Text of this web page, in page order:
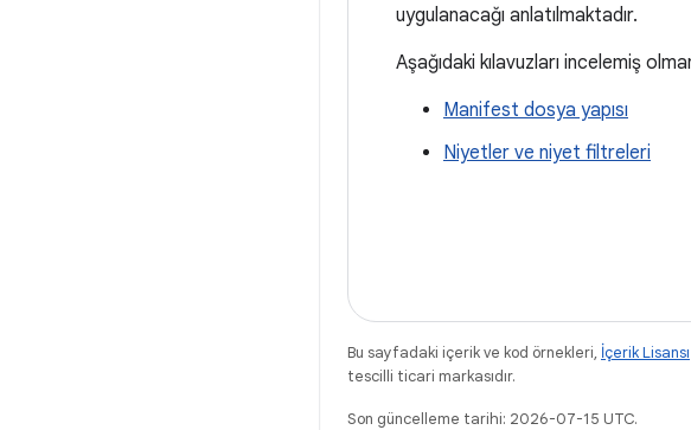
uygulanacağı anlatılmaktadır.
Aşağıdaki kılavuzları incelemiş
Manifest dosya yapısı
Niyetler ve niyet filtreleri
Bu sayfadaki içerik ve kod örnekleri, İçerik Lisansı
tescilli ticari markasıdır.
Son güncelleme tarihi: 2026-07-15 UTC.